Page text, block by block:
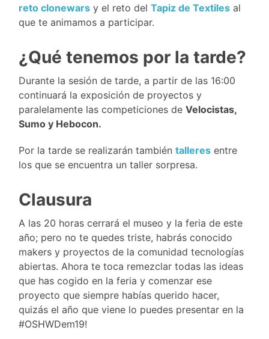
reto clonewars y el reto delTapiz de Textiles al
que te animamos a participar.
¿Qué tenemos por la tarde?
Durante la sesión de tarde, a partir de las 16:00
continuará la exposición de proyectos y
paralelamente las competiciones deVelocistas,
Sumo y Hebocon.
Por la tarde se realizarán tambiéntalleres entre
los que se encuentra un taller sorpresa.
Clausura
A las 20 horas cerrará el museo y la feria de este
año; pero no te quedes triste, habrás conocido
makers y proyectos de la comunidad tecnologías
abiertas. Ahora te toca remezclar todas las ideas
que has cogido en la feria y comenzar ese
proyecto que siempre habías querido hacer,
quizás el año que viene lo puedes presentar en la
#OSHWDem19!